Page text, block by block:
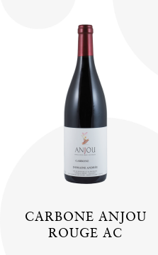
CARBONE ANJOU
ROUGE AC